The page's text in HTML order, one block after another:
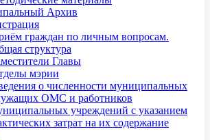
Архив
граждан по личным вопросам.
структура
Главы
мэрии
о численности муниципальных
ОМС и работников
учреждений с указанием
затрат на их содержание